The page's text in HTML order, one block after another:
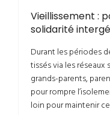
Vieillissement :
solidarité
Durant les périodes
tissés via les réseaux
grands-parents,
pour rompre
loin pour maintenir